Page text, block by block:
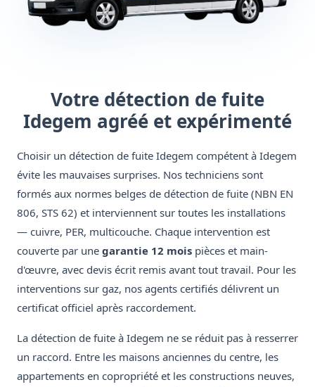
Votre détection de fuite
Idegem agréé et expérimenté
Choisir un détection de fuite Idegem compétent à Idegem
évite les mauvaises surprises. Nos techniciens sont
formés aux normes belges de détection de fuite (NBN EN
806, STS 62) et interviennent sur toutes les installations
— cuivre, PER, multicouche. Chaque intervention est
couverte par une garantie 12 mois pièces et main-
d'œuvre, avec devis écrit remis avant tout travail. Pour les
interventions sur gaz, nos agents certifiés délivrent un
certificat officiel après raccordement.
La détection de fuite à Idegem ne se réduit pas à resserrer
un raccord. Entre les maisons anciennes du centre, les
appartements en copropriété et les constructions neuves,